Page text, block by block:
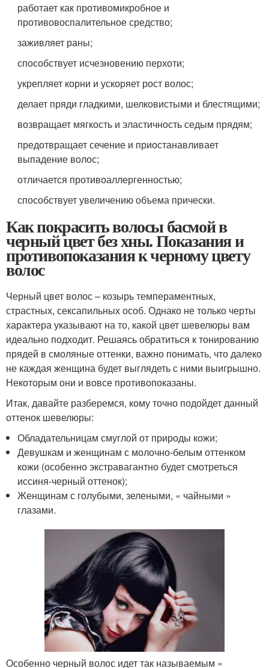
работает как противомикробное и
противовоспалительное средство;
заживляет раны;
способствует исчезновению перхоти;
укрепляет корни и ускоряет рост волос;
делает пряди гладкими, шелковистыми и блестящими;
возвращает мягкость и эластичность седым прядям;
предотвращает сечение и приостанавливает
выпадение волос;
отличается противоаллергенностью;
способствует увеличению объема прически.
Как покрасить волосы басмой в
черный цвет без хны. Показания и
противопоказания к черному цвету
волос
Черный цвет волос – козырь темпераментных,
страстных, сексапильных особ. Однако не только черты
характера указывают на то, какой цвет шевелюры вам
идеально подходит. Решаясь обратиться к тонированию
прядей в смоляные оттенки, важно понимать, что далеко
не каждая женщина будет выглядеть с ними выигрышно.
Некоторым они и вовсе противопоказаны.
Итак, давайте разберемся, кому точно подойдет данный
оттенок шевелюры:
Обладательницам смуглой от природы кожи;
Девушкам и женщинам с молочно-белым оттенком
кожи (особенно экстравагантно будет смотреться
иссиня-черный оттенок);
Женщинам с голубыми, зелеными, « чайными »
глазами.
Особенно черный волос идет так называемым «